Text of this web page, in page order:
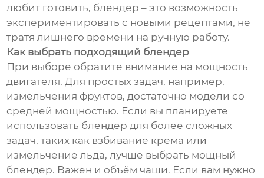
любит готовить, блендер – это возможность
экспериментировать с новыми рецептами, не
тратя лишнего времени на ручную работу.
Как выбрать подходящий блендер
При выборе обратите внимание на мощность
двигателя. Для простых задач, например,
измельчения фруктов, достаточно модели со
средней мощностью. Если вы планируете
использовать блендер для более сложных
задач, таких как взбивание крема или
измельчение льда, лучше выбрать мощный
блендер. Важен и объём чаши. Если вам нужно